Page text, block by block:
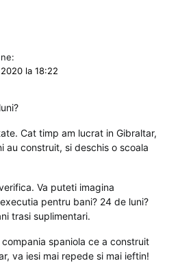
la 18:22
Cat timp am lucrat in Gibraltar,
au construit, si deschis o scoala
Va puteti imagina
pentru bani? 24 de luni?
trasi suplimentari.
spaniola ce a construit
va iesi mai repede si mai ieftin!